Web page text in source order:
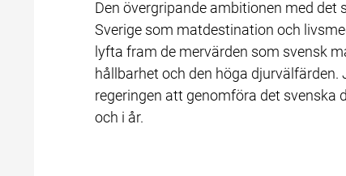
Den övergripande ambitionen med
Sverige som matdestination och
lyfta fram de mervärden som svensk
hållbarhet och den höga
regeringen att genomföra det svenska
och i år.